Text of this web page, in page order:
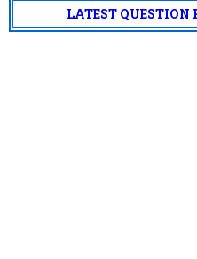
LATEST QUESTION